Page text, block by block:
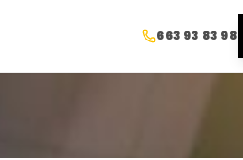
663 93 83 98